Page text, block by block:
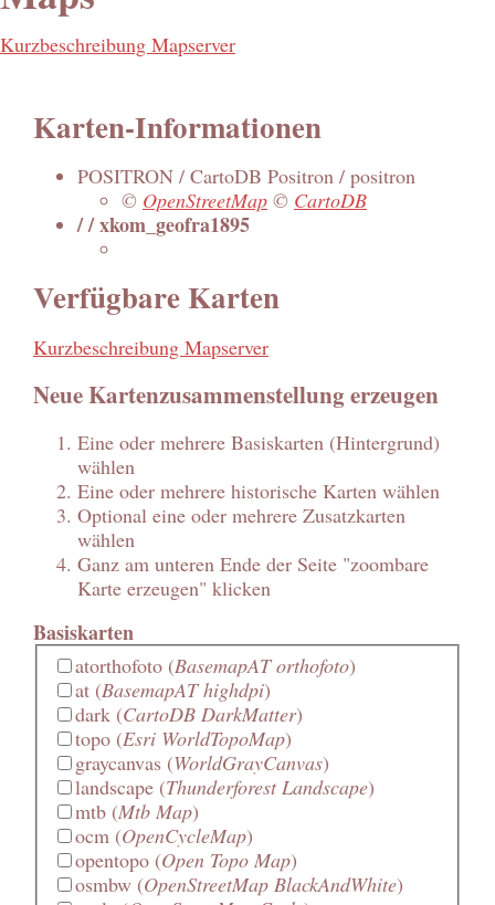
Kurzbeschreibung Mapserver
Karten-Informationen
POSITRON / CartoDB Positron / positron
© OpenStreetMap © CartoDB
/ / xkom_geofra1895
Verfügbare Karten
Kurzbeschreibung Mapserver
Neue Kartenzusammenstellung erzeugen
Eine oder mehrere Basiskarten (Hintergrund)
wählen
Eine oder mehrere historische Karten wählen
Optional eine oder mehrere Zusatzkarten
wählen
Ganz am unteren Ende der Seite "zoombare
Karte erzeugen" klicken
Basiskarten
atorthofoto(BasemapAT orthofoto)
at(BasemapAT highdpi)
dark(CartoDB DarkMatter)
topo(Esri WorldTopoMap)
graycanvas(WorldGrayCanvas)
landscape(Thunderforest Landscape)
mtb(Mtb Map)
ocm(OpenCycleMap)
opentopo(Open Topo Map)
osmbw(OpenStreetMap BlackAndWhite)